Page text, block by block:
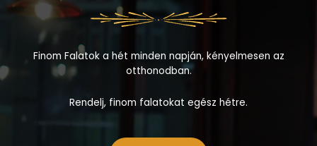
Finom Falatok a hét minden napján, kényelmesen az
otthonodban.
Rendelj, finom falatokat egész hétre.